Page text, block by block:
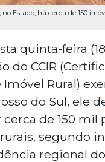
Estado, há cerca de 150
quinta-feira
do CCIR
Imóvel Rural)
do Sul, ele
de 150 mil
rurais, segundo
regional